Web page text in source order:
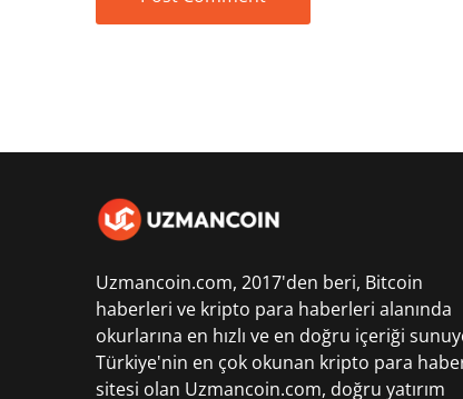
Uzmancoin.com, 2017'den beri, Bitcoin
haberleri ve kripto para haberleri alanında
okurlarına en hızlı ve en doğru içeriği
Türkiye'nin en çok okunan kripto para
sitesi olan Uzmancoin.com, doğru yatırım